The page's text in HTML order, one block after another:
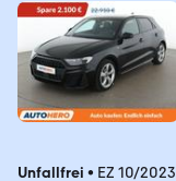
Unfallfrei • EZ 10/2023